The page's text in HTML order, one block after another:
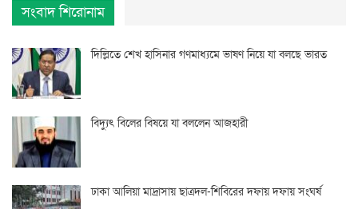
সংবাদ শিরোনাম
দিল্লিতে শেখ হাসিনার গণমাধ্যমে ভাষণ নিয়ে যা বলছে ভারত
বিদ্যুৎ বিলের বিষয়ে যা বললেন আজহারী
ঢাকা আলিয়া মাদ্রাসায় ছাত্রদল-শিবিরের দফায় দফায় সংঘর্ষ